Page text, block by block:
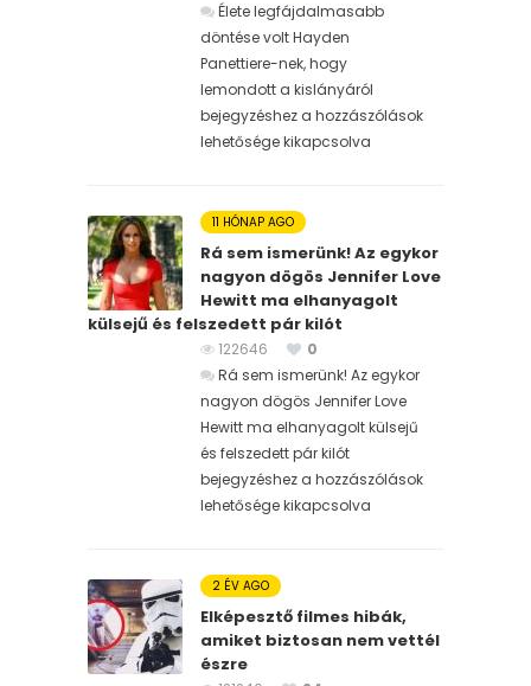
Élete legfájdalmasabb
döntése volt Hayden
Panettiere-nek, hogy
lemondott a kislányáról
bejegyzéshez a hozzászólások
lehetősége kikapcsolva
11 HÓNAP AGO
Rá sem ismerünk! Az egykor
nagyon dögös Jennifer Love
Hewitt ma elhanyagolt
külsejű és felszedett pár kilót
122646
0
Rá sem ismerünk! Az egykor
nagyon dögös Jennifer Love
Hewitt ma elhanyagolt külsejű
és felszedett pár kilót
bejegyzéshez a hozzászólások
lehetősége kikapcsolva
2 ÉV AGO
Elképesztő filmes hibák,
amiket biztosan nem vettél
észre